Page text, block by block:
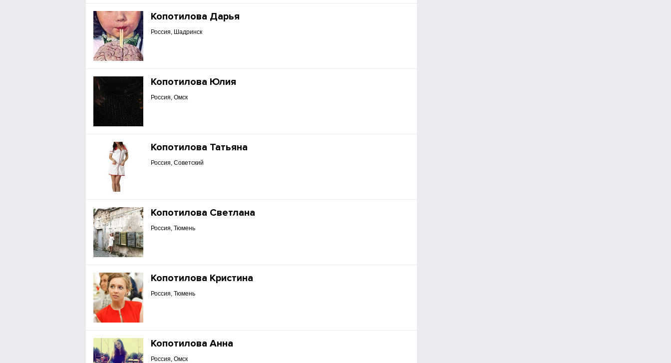
Копотилова Дарья
Россия, Шадринск
Копотилова Юлия
Россия, Омск
Копотилова Татьяна
Россия, Советский
Копотилова Светлана
Россия, Тюмень
Копотилова Кристина
Россия, Тюмень
Копотилова Анна
Россия, Омск